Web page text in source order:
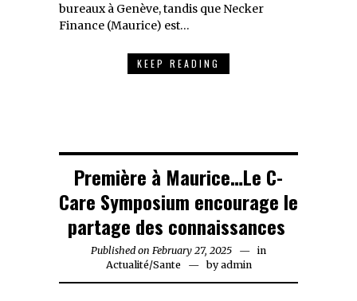
bureaux à Genève, tandis que Necker
Finance (Maurice) est…
KEEP READING
Première à Maurice…Le C-
Care Symposium encourage le
partage des connaissances
Published on February 27, 2025 February
27,
in
Actualité/Sante byadmin